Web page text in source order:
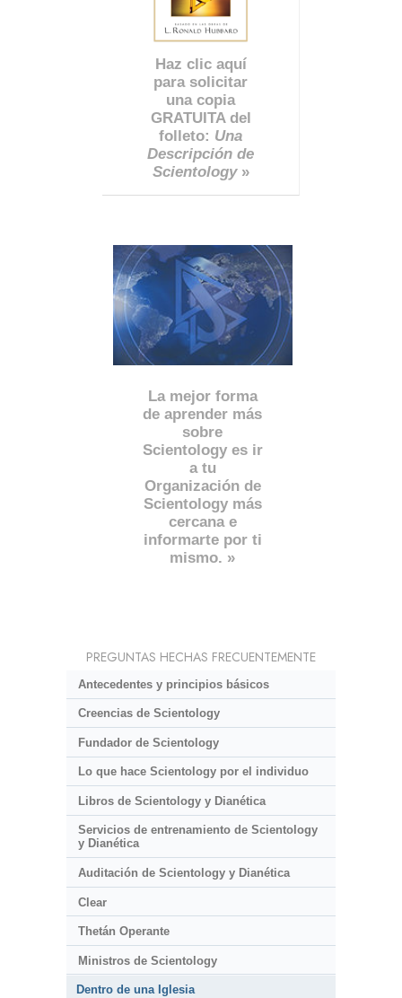
Haz clic aquí
para solicitar
una copia
GRATUITA del
folleto: Una
Descripción de
Scientology»
La mejor forma
de aprender más
sobre
Scientology es ir
a tu
Organización de
Scientology más
cercana e
informarte por ti
mismo. »
PREGUNTAS HECHAS FRECUENTEMENTE
Antecedentes y principios básicos
Creencias de Scientology
Fundador de Scientology
Lo que hace Scientology por el individuo
Libros de Scientology y Dianética
Servicios de entrenamiento de Scientology
y Dianética
Auditación de Scientology y Dianética
Clear
Thetán Operante
Ministros de Scientology
Dentro de una Iglesia